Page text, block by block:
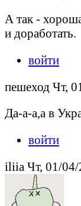
А так -
и доработать.
войти
пешеход Чт,
Да-а-а,а в
войти
iliia Чт, 01/